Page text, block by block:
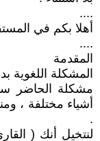
....
أهلا بكم في
....
المقدمة
المشكلة اللغوية
مشكلة الحاضر
أشياء مختلفة ،
.
لنتخيل أنك (